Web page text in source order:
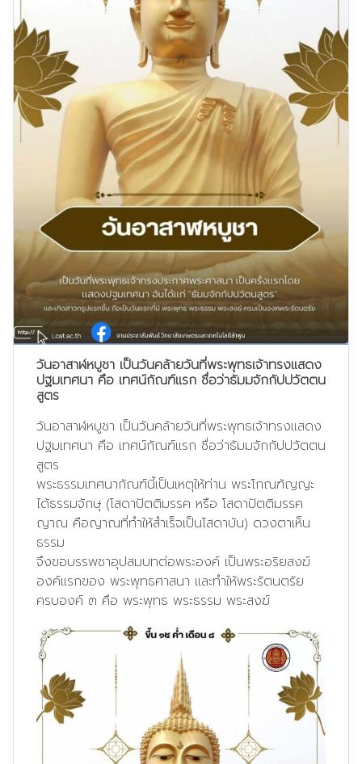
วันอาสาฬหบูชา เป็นวันคล้ายวันที่พระพุทธเจ้าทรงแสดง
ปฐมเทศนา คือ เทศน์กัณฑ์แรก ชื่อว่าธัมมจักกัปปวัตตน
สูตร
วันอาสาฬหบูชา เป็นวันคล้ายวันที่พระพุทธเจ้าทรงแสดง
ปฐมเทศนา คือ เทศน์กัณฑ์แรก ชื่อว่าธัมมจักกัปปวัตตน
สูตร
พระธรรมเทศนากัณฑ์นี้เป็นเหตุให้ท่าน พระโกณฑัญญะ
ได้ธรรมจักษุ (โสดาปัตติมรรค หรือ โสดาปัตติมรรค
ญาณ คือญาณที่ทำให้สำเร็จเป็นโสดาบัน) ดวงตาเห็น
ธรรม
จึงขอบรรพชาอุปสมบทต่อพระองค์ เป็นพระอริยสงฆ์
องค์แรกของ พระพุทธศาสนา และทำให้พระรัตนตรัย
ครบองค์ ๓ คือ พระพุทธ พระธรรม พระสงฆ์